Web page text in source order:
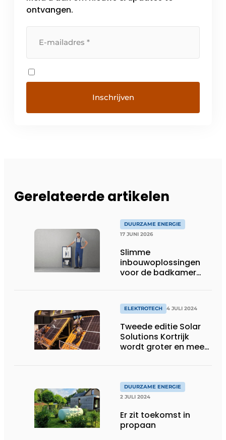
ontvangen.
Gerelateerde artikelen
DUURZAME ENERGIE
17 JUNI 2026
Slimme
inbouwoplossingen
voor de badkamer
ELEKTROTECH 4 JULI 2024
Tweede editie Solar
Solutions Kortrijk
wordt groter en meer
DUURZAME ENERGIE
2 JULI 2024
Er zit toekomst in
propaan